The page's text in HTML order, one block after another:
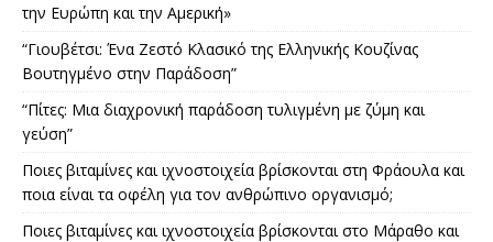
την Ευρώπη και την Αμερική»
“Γιουβέτσι: Ένα Ζεστό Κλασικό της Ελληνικής Κουζίνας
Βουτηγμένο στην Παράδοση”
“Πίτες: Μια διαχρονική παράδοση τυλιγμένη με ζύμη και
γεύση”
Ποιες βιταμίνες και ιχνοστοιχεία βρίσκονται στη Φράουλα και
ποια είναι τα οφέλη για τον ανθρώπινο οργανισμό;
Ποιες βιταμίνες και ιχνοστοιχεία βρίσκονται στο Μάραθο και